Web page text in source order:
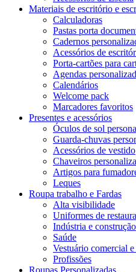
Materiais de escritório e
Calculadoras
Pastas porta
Cadernos
Acessórios de
Porta-cartões para
Agendas
Calendários
Welcome pack
Marcadores favoritos
Presentes e acessórios
Óculos de sol
Guarda-chuvas
Acessórios de vestido
Chaveiros
Artigos para
Leques
Roupa trabalho e Fardas
Alta visibilidade
Uniformes de
Indústria e construção
Saúde
Vestuário comercial
Profissões
Roupas Personalizadas